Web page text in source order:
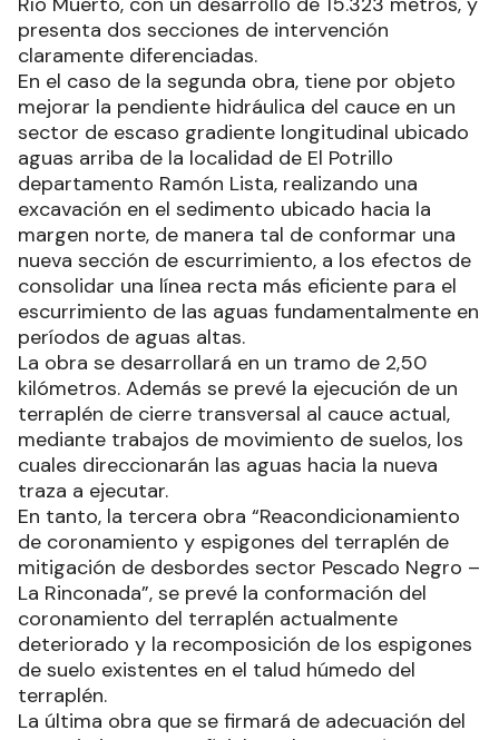
presenta dos secciones de intervención
claramente diferenciadas.
En el caso de la segunda obra, tiene por objeto
mejorar la pendiente hidráulica del cauce en un
sector de escaso gradiente longitudinal ubicado
aguas arriba de la localidad de El Potrillo
departamento Ramón Lista, realizando una
excavación en el sedimento ubicado hacia la
margen norte, de manera tal de conformar una
nueva sección de escurrimiento, a los efectos de
consolidar una línea recta más eficiente para el
escurrimiento de las aguas fundamentalmente en
períodos de aguas altas.
La obra se desarrollará en un tramo de 2,50
kilómetros. Además se prevé la ejecución de un
terraplén de cierre transversal al cauce actual,
mediante trabajos de movimiento de suelos, los
cuales direccionarán las aguas hacia la nueva
traza a ejecutar.
En tanto, la tercera obra “Reacondicionamiento
de coronamiento y espigones del terraplén de
mitigación de desbordes sector Pescado Negro –
La Rinconada”, se prevé la conformación del
coronamiento del terraplén actualmente
deteriorado y la recomposición de los espigones
de suelo existentes en el talud húmedo del
terraplén.
La última obra que se firmará de adecuación del